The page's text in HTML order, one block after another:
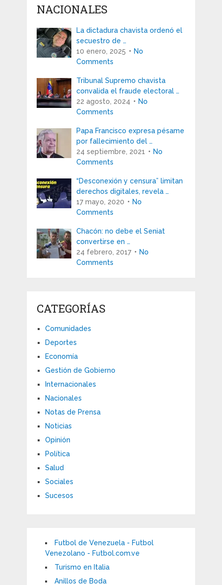
NACIONALES
La dictadura chavista ordenó el
secuestro de …
10 enero, 2025
No
Comments
Tribunal Supremo chavista
convalida el fraude electoral …
22 agosto, 2024
No
Comments
Papa Francisco expresa pésame
por fallecimiento del …
24 septiembre, 2021
No
Comments
“Desconexión y censura” limitan
derechos digitales, revela …
17 mayo, 2020
No
Comments
Chacón: no debe el Seniat
convertirse en …
24 febrero, 2017
No
Comments
CATEGORÍAS
Comunidades
Deportes
Economía
Gestión de Gobierno
Internacionales
Nacionales
Notas de Prensa
Noticias
Opinión
Política
Salud
Sociales
Sucesos
Futbol de Venezuela - Futbol
Venezolano - Futbol.com.ve
Turismo en Italia
Anillos de Boda